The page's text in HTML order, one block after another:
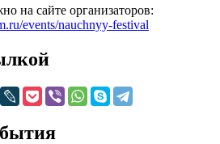
на сайте организаторов:
events/nauchnyy-festival